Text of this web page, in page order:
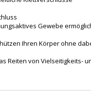
Gewebe
Ihren Körper ohne
Reiten von Vielseitigkeits-